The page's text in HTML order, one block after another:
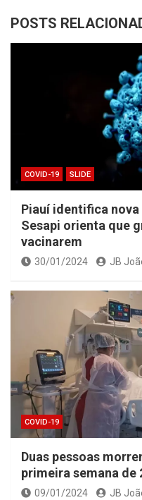
POSTS
COVID-19 SLIDE
Piauí identifica
Sesapi orienta que
vacinarem
30/01/2024 JB
COVID-19
Duas pessoas
primeira semana de
09/01/2024 JB